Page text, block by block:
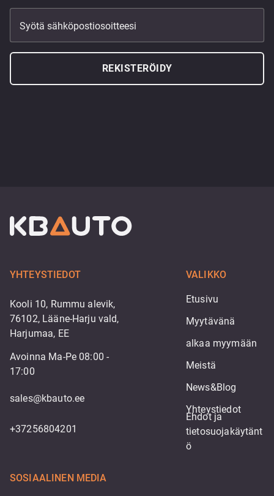
Syötä sähköpostiosoitteesi
REKISTERÖIDY
YHTEYSTIEDOT
Kooli 10, Rummu alevik,
76102, Lääne-Harju vald,
Harjumaa, EE
Avoinna Ma-Pe 08:00 -
17:00
sales@kbauto.ee
+37256804201
VALIKKO
Etusivu
Myytävänä
alkaa myymään
Meistä
News&Blog
Yhteystiedot
Ehdot ja
tietosuojakäytänt
ö
SOSIAALINEN MEDIA